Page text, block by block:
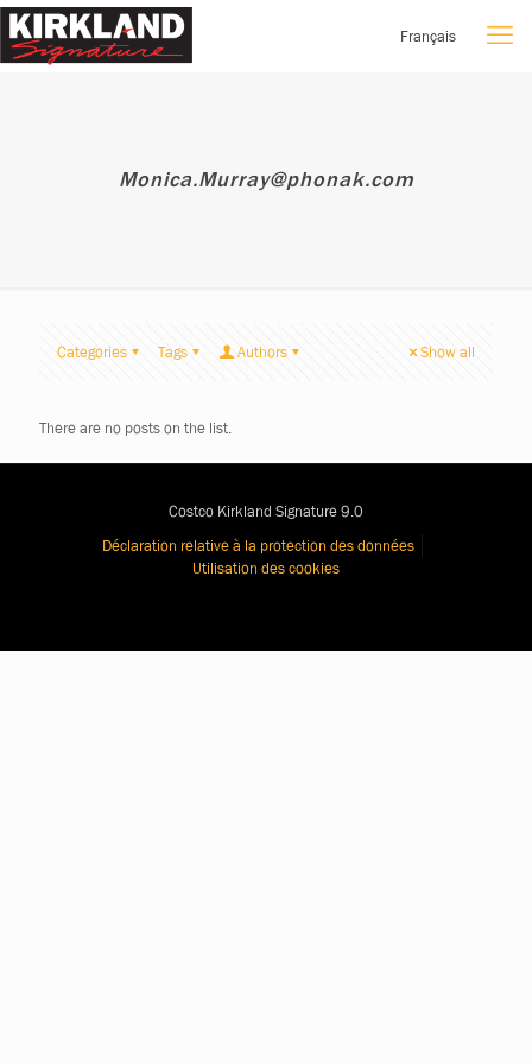
Français
Monica.Murray@phonak.com
Categories Tags Authors Show all
There are no posts on the list.
Costco Kirkland Signature 9.0
Déclaration relative à la protection des données
Utilisation des cookies